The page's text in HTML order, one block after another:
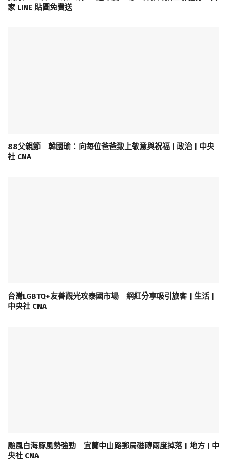
家 LINE 貼圖免費送
88父親節 韓國瑜：向每位爸爸致上敬意與祝福 | 政治 | 中央
社 CNA
台灣LGBTQ+友善觀光攻泰國市場 網紅分享吸引旅客 | 生活 |
中央社 CNA
颱風白海豚風勢強勁 宜蘭中山路郵局磁磚兩度掉落 | 地方 | 中
央社 CNA